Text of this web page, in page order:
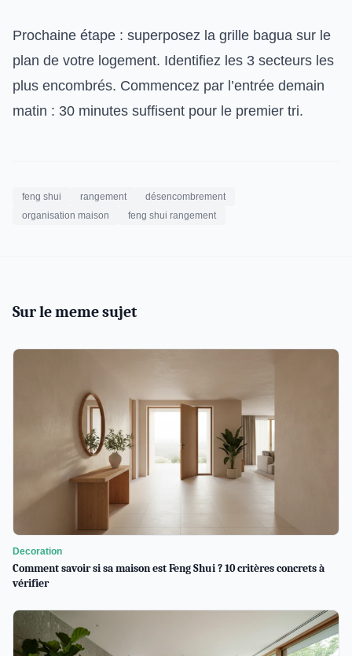
Prochaine étape : superposez la grille bagua sur le
plan de votre logement. Identifiez les 3 secteurs les
plus encombrés. Commencez par l’entrée demain
matin : 30 minutes suffisent pour le premier tri.
feng shui rangement
désencombrement
organisation maison
feng shui rangement
Sur le meme sujet
Decoration
Comment savoir si sa maison est Feng Shui ? 10 critères concrets à
vérifier